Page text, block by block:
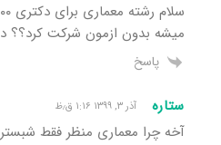
سلام رشته معماری برای دکتری ١۴٠٠
میشه بدون ازمون شرکت کرد؟؟
پاسخ
ستاره آذر ۳, ۱۳۹۹ ۱:۱۶ ق٫ظ
آخه چرا معماری منظر فقط